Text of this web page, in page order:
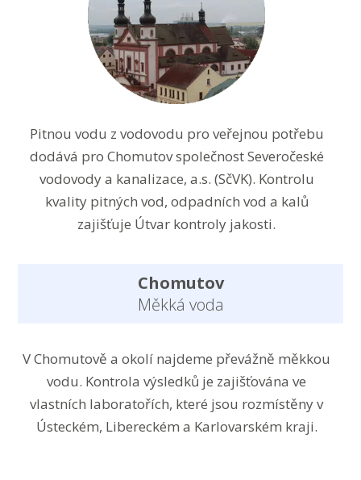
Pitnou vodu z vodovodu pro veřejnou potřebu
dodává pro Chomutov společnost Severočeské
vodovody a kanalizace, a.s. (SčVK). Kontrolu
kvality pitných vod, odpadních vod a kalů
zajišťuje Útvar kontroly jakosti.
Chomutov
Měkká voda
V Chomutově a okolí najdeme převážně měkkou
vodu. Kontrola výsledků je zajišťována ve
vlastních laboratořích, které jsou rozmístěny v
Ústeckém, Libereckém a Karlovarském kraji.